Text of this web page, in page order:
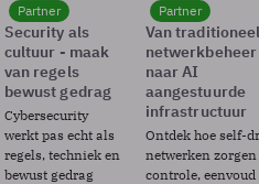
Partner
Security als
cultuur - maak
van regels
bewust gedrag
Cybersecurity
werkt pas echt als
regels, techniek en
bewust gedrag
Partner
Van traditioneel
netwerkbeheer
naar AI
aangestuurde
infrastructuur
Ontdek hoe self-
netwerken
controle, eenvoud